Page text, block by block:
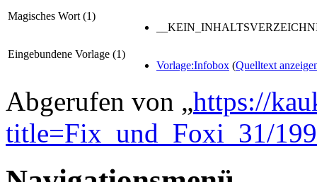
Magisches Wort (1)
Eingebundene Vorlage (1)
Vorlage:Infobox (Quelltext
Abgerufen von „https://
title=Fix_und_Foxi_31/